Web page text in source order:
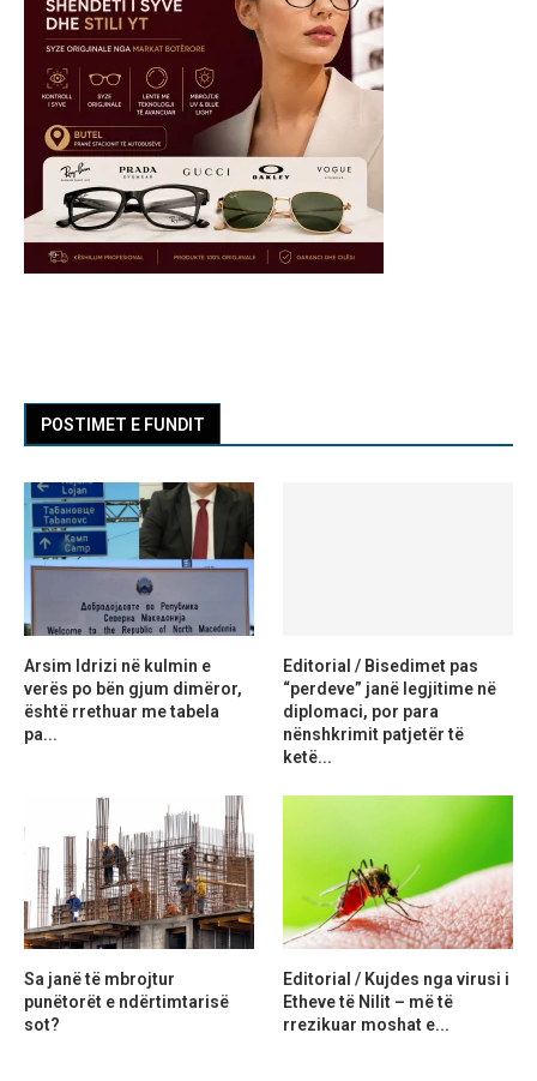
POSTIMET E FUNDIT
Arsim Idrizi në kulmin e
verës po bën gjum dimëror,
është rrethuar me tabela
pa...
Editorial / Bisedimet pas
“perdeve” janë legjitime në
diplomaci, por para
nënshkrimit patjetër të
ketë...
Sa janë të mbrojtur
punëtorët e ndërtimtarisë
sot?
Editorial / Kujdes nga virusi i
Etheve të Nilit – më të
rrezikuar moshat e...